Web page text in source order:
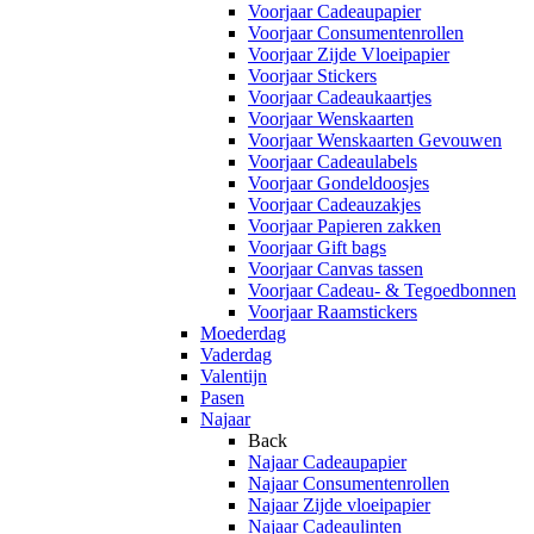
Voorjaar Cadeaupapier
Voorjaar Consumentenrollen
Voorjaar Zijde Vloeipapier
Voorjaar Stickers
Voorjaar Cadeaukaartjes
Voorjaar Wenskaarten
Voorjaar Wenskaarten Gevouwen
Voorjaar Cadeaulabels
Voorjaar Gondeldoosjes
Voorjaar Cadeauzakjes
Voorjaar Papieren zakken
Voorjaar Gift bags
Voorjaar Canvas tassen
Voorjaar Cadeau- & Tegoedbonnen
Voorjaar Raamstickers
Moederdag
Vaderdag
Valentijn
Pasen
Najaar
Back
Najaar Cadeaupapier
Najaar Consumentenrollen
Najaar Zijde vloeipapier
Najaar Cadeaulinten